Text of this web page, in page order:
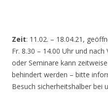
Zeit: 11.02. – 18.04.21,
Fr. 8.30 – 14.00 Uhr und
oder Seminare kann
behindert werden – bitte
Besuch sicherheitshalber bei